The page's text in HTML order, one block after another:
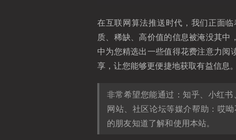
在互联网算法推送时代，我们正面
质、稀缺、高价值的信息被淹没其
中为您精选出一些值得花费注意力阅
享，让您能够更便捷地获取有益信息。
非常希望您能通过：知乎、小红
网站、社区论坛等媒介帮助：哎
的朋友知道了解和使用本站。